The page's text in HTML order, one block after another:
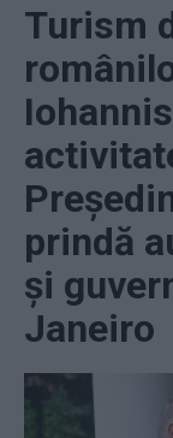
Turism
prindă
și
Janeiro